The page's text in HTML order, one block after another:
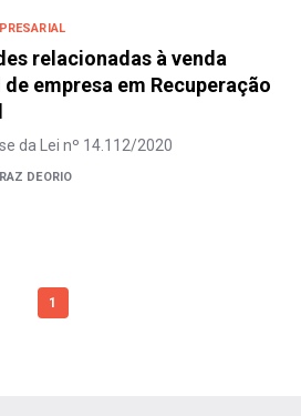
relacionadas à venda
empresa em Recuperação
da Lei nº 14.112/2020
DEORIO
1